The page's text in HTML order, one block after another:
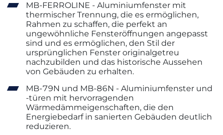
MB-FERROLINE - Aluminiumfenster mit
thermischer Trennung, die es ermöglichen,
Rahmen zu schaffen, die perfekt an
ungewöhnliche Fensteröffnungen angepasst
sind und es ermöglichen, den Stil der
ursprünglichen Fenster originalgetreu
nachzubilden und das historische Aussehen
von Gebäuden zu erhalten.
MB-79N und MB-86N - Aluminiumfenster und
-türen mit hervorragenden
Wärmedämmeigenschaften, die den
Energiebedarf in sanierten Gebäuden deutlich
reduzieren.